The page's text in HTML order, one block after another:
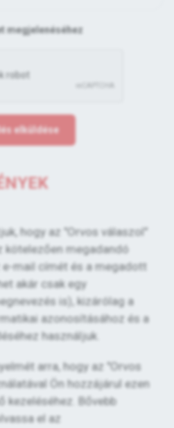
megjelenéséhez
elküldése
hogy az "Orvos válaszol"
kötelezően megadandó
mail címét és a megadott
akár csak egy
is), kizárólag a
azonosításához és a
használjuk.
arra, hogy az "Orvos
Ön hozzájárul ezen
kezeléséhez. Bővebb
el az